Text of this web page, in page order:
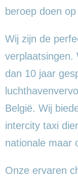
beroep doen
Wij zijn de
verplaatsingen.
dan 10 jaar
België. Wij
intercity taxi
nationale maar
Onze ervaren